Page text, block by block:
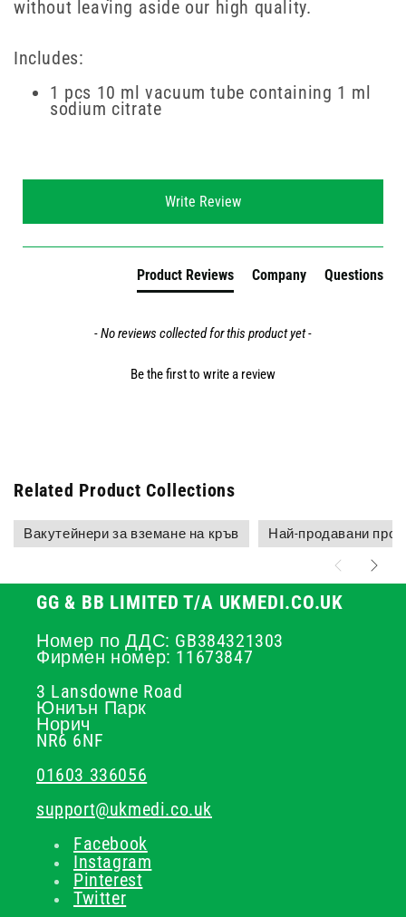
without leaving aside our high quality.
Includes:
1 pcs 10 ml vacuum tube containing 1 ml
sodium citrate
Write Review
Product Reviews Company Questions
- No reviews collected for this product yet -
Be the first to write a review
Related Product Collections
Вакутейнери за вземане на кръв Най-продавани
GG & BB LIMITED T/A UKMEDI.CO.UK
Номер по ДДС: GB384321303
Фирмен номер: 11673847
3 Lansdowne Road
Юниън Парк
Норич
NR6 6NF
01603 336056
support@ukmedi.co.uk
Facebook
Instagram
Pinterest
Twitter